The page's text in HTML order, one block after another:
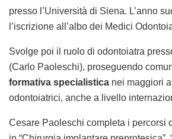
presso l’Università di Siena. L’anno
l’iscrizione all’albo dei Medici
Svolge poi il ruolo di odontoiatra
(Carlo Paoleschi), proseguendo
formativa specialistica nei maggiori
odontoiatrici, anche a livello
Cesare Paoleschi completa i percorsi